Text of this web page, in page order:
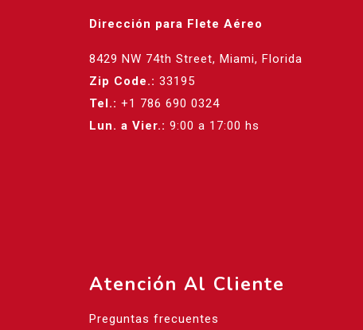
Dirección para Flete Aéreo
8429 NW 74th Street, Miami, Florida
Zip Code.: 33195
Tel.: +1 786 690 0324
Lun. a Vier.: 9:00 a 17:00 hs
Atención Al Cliente
Preguntas frecuentes